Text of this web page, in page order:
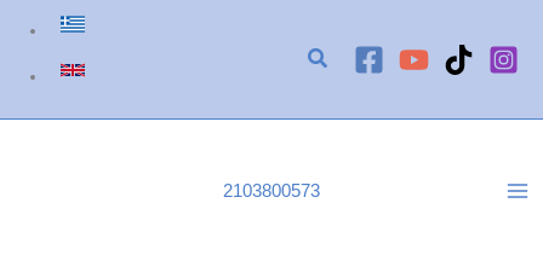
Μετάβαση
περιεχόμενο
2103800573